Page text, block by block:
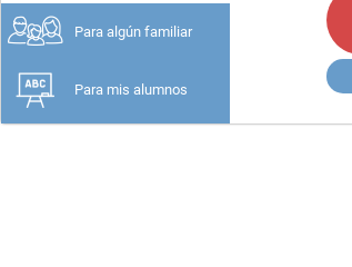
Para algún familiar
Para mis alumnos